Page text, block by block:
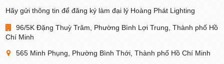
Hãy gửi thông tin để đăng ký làm đại lý Hoàng Phát Lighting
96/5K Đặng Thuỳ Trâm, Phường Bình Lợi Trung, Thành phố Hồ
Chí Minh
565 Minh Phụng, Phường Bình Thới, Thành phố Hồ Chí Minh